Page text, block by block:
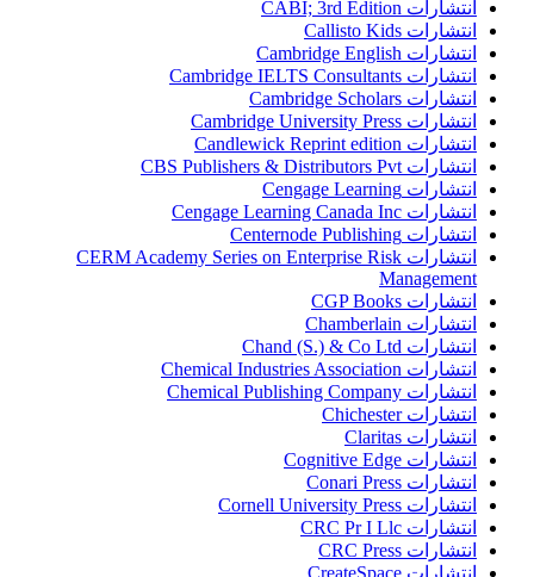
انتشارات CABI; 3rd Edition
انتشارات Callisto Kids
انتشارات Cambridge English
انتشارات Cambridge IELTS Consultants
انتشارات Cambridge Scholars
انتشارات Cambridge University Press
انتشارات Candlewick Reprint edition
انتشارات CBS Publishers & Distributors Pvt
انتشارات Cengage Learning
انتشارات Cengage Learning Canada Inc
انتشارات Centernode Publishing
انتشارات CERM Academy Series on Enterprise Risk
Management
انتشارات CGP Books
انتشارات Chamberlain
انتشارات Chand (S.) & Co Ltd
انتشارات Chemical Industries Association
انتشارات Chemical Publishing Company
انتشارات Chichester
انتشارات Claritas
انتشارات Cognitive Edge
انتشارات Conari Press
انتشارات Cornell University Press
انتشارات CRC Pr I Llc
انتشارات CRC Press
انتشارات CreateSpace